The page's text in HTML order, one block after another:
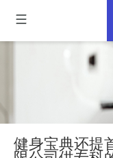
健身宝典还提